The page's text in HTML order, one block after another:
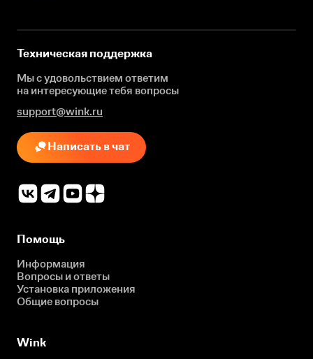
Техническая поддержка
Мы с удовольствием ответим
на интересующиетебя вопросы
support@wink.ru
Написать в чат
Помощь
Информация
Вопросы и ответы
Установка приложения
Общие вопросы
Wink